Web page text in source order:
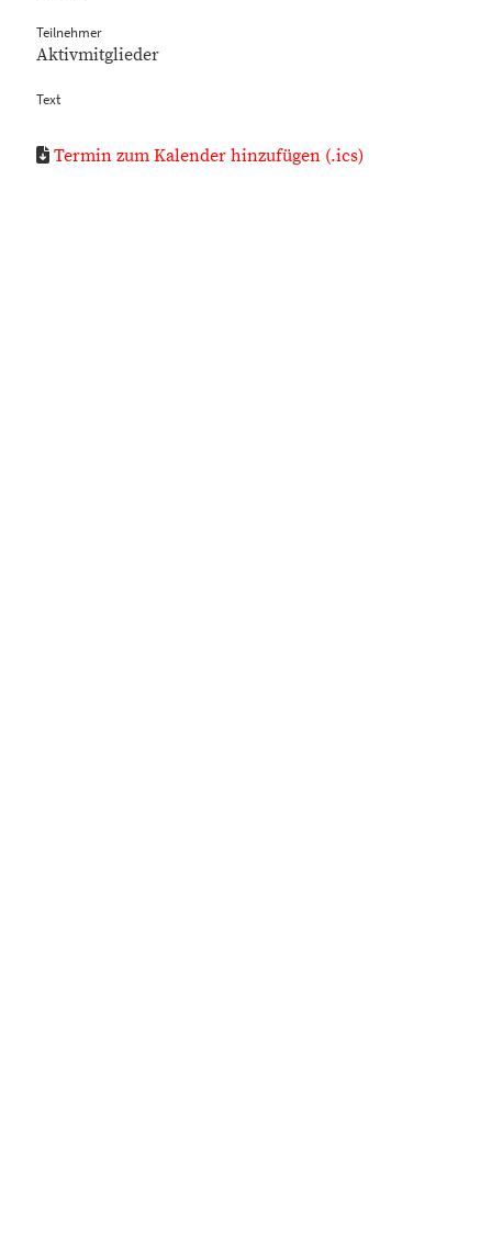
Teilnehmer
Aktivmitglieder
Text
Termin zum Kalender hinzufügen (.ics)